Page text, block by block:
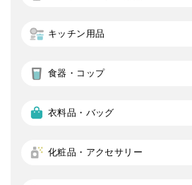
キッチン用品
食器・コップ
衣料品・バッグ
化粧品・アクセサリー